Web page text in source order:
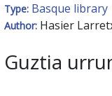
Type: Basque library
Author: Hasier
Guztia